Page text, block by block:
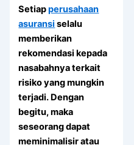
Setiapperusahaan
asuransi selalu
memberikan
rekomendasi kepada
nasabahnya terkait
risiko yang mungkin
terjadi. Dengan
begitu, maka
seseorang dapat
meminimalisir atau